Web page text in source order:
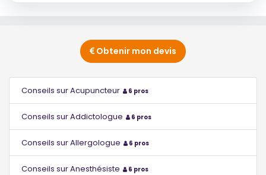
Obtenir mon devis
Conseils sur Acupuncteur 6 pros
Conseils sur Addictologue 6 pros
Conseils sur Allergologue 6 pros
Conseils sur Anesthésiste 6 pros